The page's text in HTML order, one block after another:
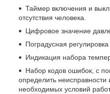
Таймер включения и
отсутствия человека.
Цифровое значение
Поградусная
Индикация набора
Набор кодов ошибок, с
определить неисправности
необходимых условий